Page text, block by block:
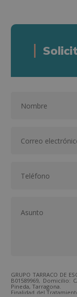
GRUPO TARRACO DE
B01589969, Domicilio:
Pineda, Tarragona.
Finalidad del